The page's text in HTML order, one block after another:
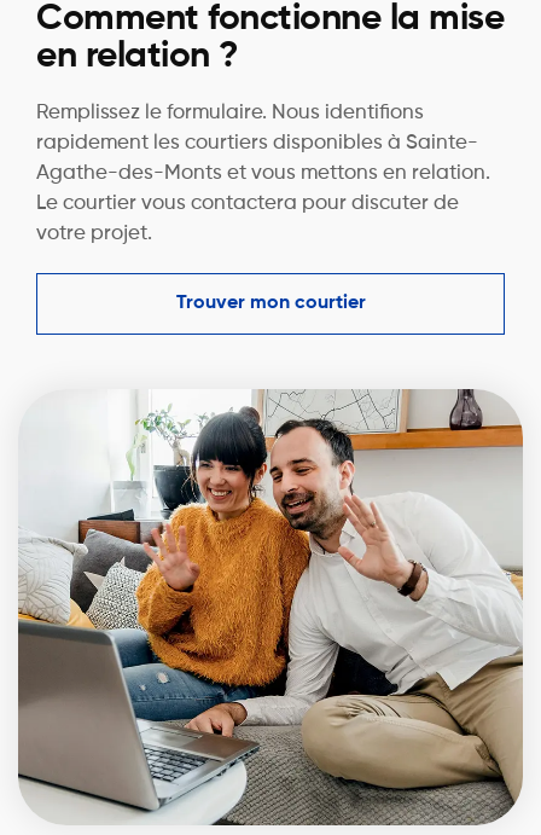
Comment fonctionne la mise
en relation ?
Remplissez le formulaire. Nous identifions
rapidement les courtiers disponibles à Sainte-
Agathe-des-Monts et vous mettons en relation.
Le courtier vous contactera pour discuter de
votre projet.
Trouver mon courtier